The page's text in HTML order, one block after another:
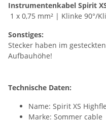
Instrumentenkabel Spirit
1 x 0,75 mm² | Klinke 90°/
Sonstiges:
Stecker haben im
Aufbauhöhe!
Technische Daten:
Name: Spirit XS
Marke: Sommer cable